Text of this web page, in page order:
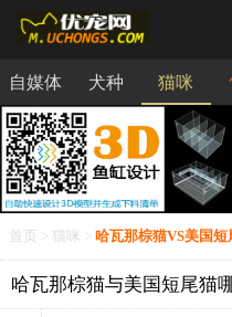
自媒体 犬种 猫咪
食品
首页 猫咪 哈瓦那棕猫VS美国短
哈瓦那棕猫与美国短尾猫